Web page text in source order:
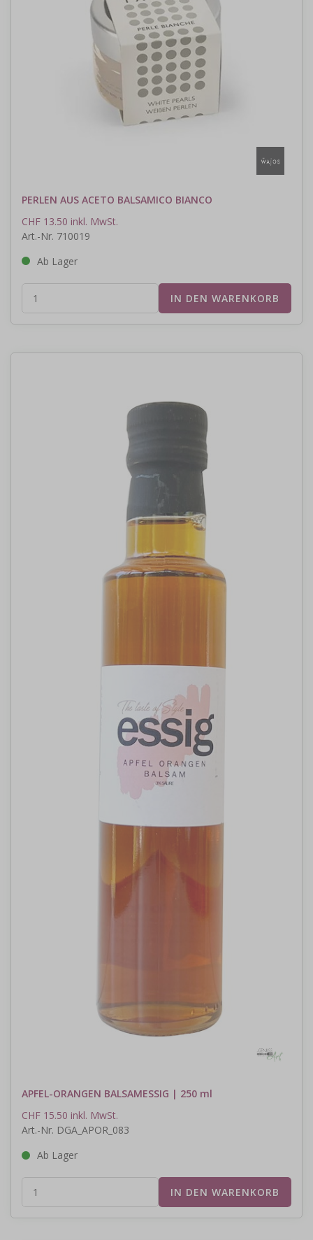
PERLEN AUS ACETO BALSAMICO BIANCO
CHF 13.50 inkl. MwSt.
Art.-Nr. 710019
Ab Lager
APFEL-ORANGEN BALSAMESSIG | 250 ml
CHF 15.50 inkl. MwSt.
Art.-Nr. DGA_APOR_083
Ab Lager